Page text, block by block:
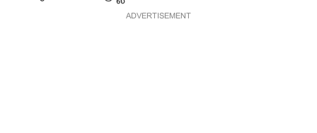
ADVERTISEMENT